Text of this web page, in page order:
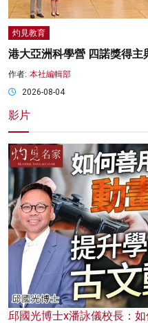
灼見教育
港大亞洲科學營 四諾獎得主
作者: 本社編輯部
2026-08-04
影片
邱國光博士x潘詠儀校長：